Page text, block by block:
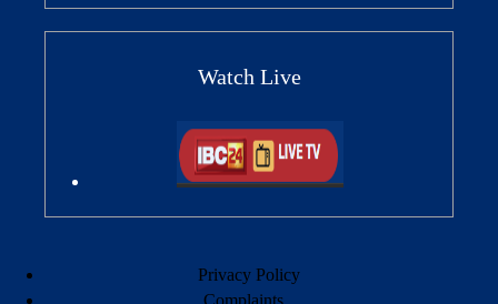
Watch Live
Privacy Policy
Complaints